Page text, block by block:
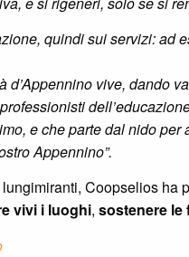
quindi sui servizi:
vive, dando
e che parte dal nido
Appennino”.
Coopselios ha
vivi i luoghi, sostenere le